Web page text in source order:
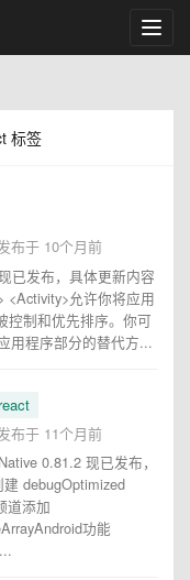
标签
布于 10个月前
已发布，具体更新内容
<Activity>允许你将应用
控制和优先排序。你可
用程序部分的替代方...
react
布于 11个月前
0.81.2 现已发布，
debugOptimized
道添加
功能